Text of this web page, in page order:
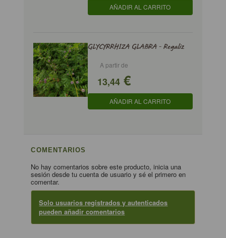
AÑADIR AL CARRITO
GLYCYRRHIZA GLABRA - Regaliz
A partir de
13,44€
AÑADIR AL CARRITO
COMENTARIOS
No hay comentarios sobre este producto, inicia una
sesión desde tu cuenta de usuario y sé el primero en
comentar.
Solo usuarios registrados y autenticados
pueden añadir comentarios